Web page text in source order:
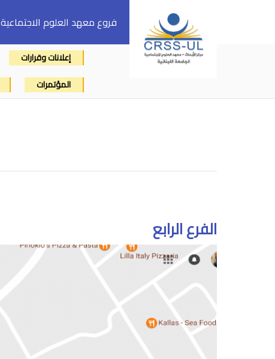
فروع معهد العلوم الاجتماعية
إعلانات وقرارات
المؤتمرات
الفرع الرابع